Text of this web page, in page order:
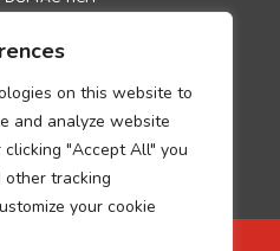
on this website to
and analyze website
"Accept All" you
tracking
your cookie